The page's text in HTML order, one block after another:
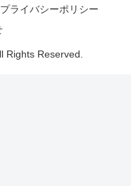
プライバシーポリシー
Rights Reserved.